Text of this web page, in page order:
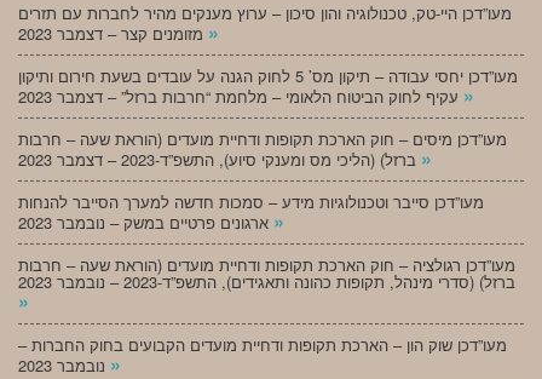
מעו”דכן היי-טק, טכנולוגיה והון סיכון – ערוץ מענקים מהיר לחברות עם תזרים
»
מעו”דכן יחסי עבודה – תיקון מס’ 5 לחוק הגנה על עובדים בשעת חירום ותיקון
»
מעו”דכן מיסים – חוק הארכת תקופות ודחיית מועדים (הוראת שעה – חרבות
»
מעו”דכן סייבר וטכנולוגיות מידע – סמכות חדשה למערך הסייבר להנחות
»
מעו”דכן רגולציה – חוק הארכת תקופות ודחיית מועדים (הוראת שעה – חרבות
ברזל) (סדרי מינהל, תקופות כהונה ותאגידים), התשפ”ד-2023 – נובמבר 2023
»
מעו”דכן שוק הון – הארכת תקופות ודחיית מועדים הקבועים בחוק החברות –
»